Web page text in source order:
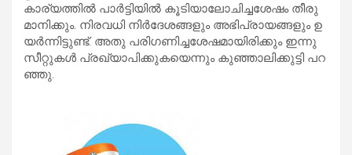
കാ​​​​ര്യ​​​​ത്തി​​​​ൽ പാ​​​​ർ​​​​ട്ടി​​​​യി​​​​ൽ കൂ​​​​ടി​​​​യാ​​​​ലോ​​​​ചി​​​​ച്ച​​​ശേ​​​​ഷം തീ​​​രു​​​
മാ​​​നി​​​ക്കും. നി​​​​ര​​​​വ​​​​ധി നി​​​ർ​​​ദേ​​​ശ​​​ങ്ങ​​​ളും ​അ​​​​ഭി​​​​പ്രാ​​​​യ​​​​ങ്ങ​​​​ളും ഉ​​​​
യ​​​​ർ​​​​ന്നി​​​​ട്ടു​​​​ണ്ട്. അ​​​​തു പ​​​​രി​​​​ഗ​​​​ണി​​​​ച്ച​​​ശേ​​​ഷ​​​മാ​​​യി​​​രി​​​ക്കും ഇ​​​ന്നു
സീ​​​​റ്റു​​​​ക​​​​ൾ പ്ര​​​​ഖ്യാ​​​​പി​​​​ക്കു​​​ക​​​യെ​​​ന്നും ​കു​​​​ഞ്ഞാ​​​​ലി​​​​ക്കു​​​​ട്ടി പ​​​​റ​​​​
ഞ്ഞു.